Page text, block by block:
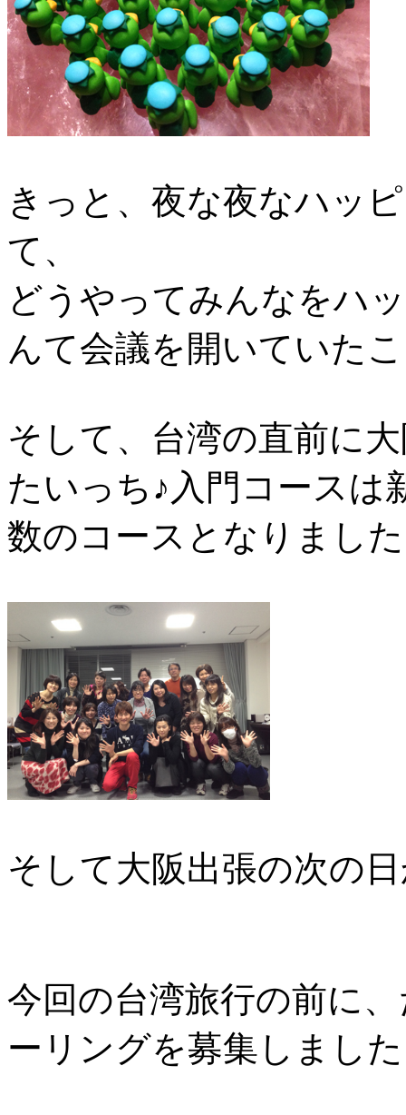
きっと、夜な夜なハッ
て、
どうやってみんなをハ
んて会議を開いていた
そして、台湾の直前に
たいっち♪入門コースは
数のコースとなりまし
そして大阪出張の次の
今回の台湾旅行の前に
ーリングを募集しまし